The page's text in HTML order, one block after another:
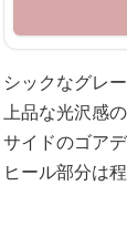
シックなグレ
上品な光沢感
サイドのゴア
ヒール部分は